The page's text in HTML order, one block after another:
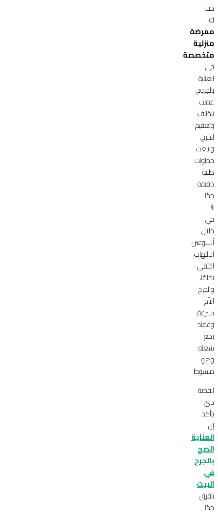
جت
له
ممرضة
منزلية
متخصصة
في
العناية
بالجروح،
عملت
تنظيف
وتعقيم
للجرح،
واتبعت
خطوات
طبية
دقيقة
جدًا
‍⚕️
في
خلال
أسبوعين،
الالتهاب
اختفى
تمامًا،
والجرح
التأم
بسرعة،
وعماد
رجع
شغله
وهو
مبسوط
القصة
دي
بتأكد
إن
العناية
الصح
بالجرح
في
البيت
بتفرق
جدًا